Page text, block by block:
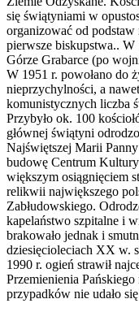
się świątyniami w
organizować od
pierwsze biskupstwa.. W
Górze Grabarce (po
W 1951 r. powołano do
nieprzychylności, a
komunistycznych liczba
Przybyło ok. 100
głównej świątyni
Najświętszej Marii
budowę Centrum Kultury
większym osiągnięciem
relikwii największego
Zabłudowskiego.
kapelaństwo szpitalne i
brakowało jednak i
dziesięcioleciach XX w.
1990 r. ogień strawił
Przemienienia
przypadków nie udało